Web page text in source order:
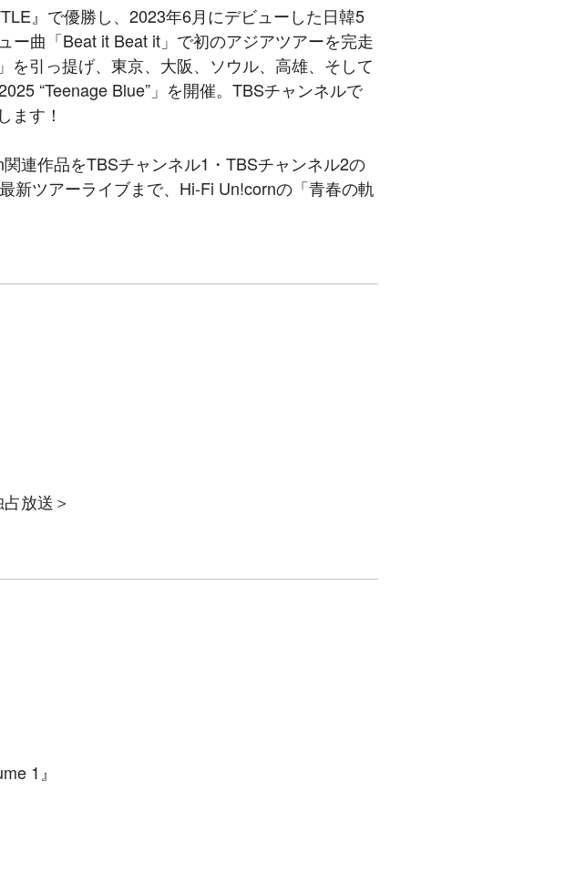
』で優勝し、2023年6月にデビューした日韓5
ー曲「Beat it Beat it」で初のアジアツアーを完走
を引っ提げ、東京、大阪、ソウル、高雄、そして
“Teenage Blue”」を開催。TBSチャンネルで
ます！
連作品をTBSチャンネル1・TBSチャンネル2の
新ツアーライブまで、Hi-Fi Un!cornの「青春の軌
放送＞
1』